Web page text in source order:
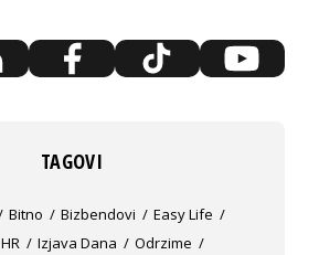
TAGOVI
Bitno Bizbendovi
Easy Life
HR Izjava Dana
Odrzime